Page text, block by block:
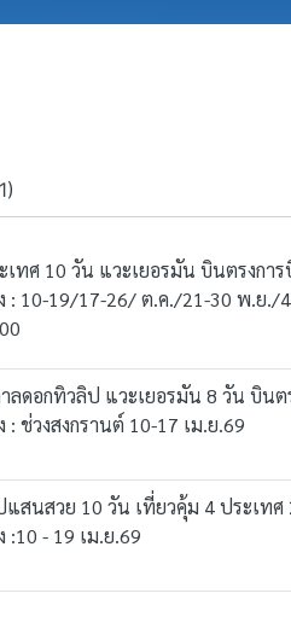
เทศ 10 วัน แวะเยอรมัน บินตรงกา
: 10-19/17-26/ ต.ค./21-30 พ.ย./
ลดอกทิวลิป แวะเยอรมัน 8 วัน บินต
ช่วงสงกรานต์ 10-17 เม.ย.69
สนสวย 10 วัน เที่ยวคุ้ม 4 ประเทศ
:10 - 19 เม.ย.69